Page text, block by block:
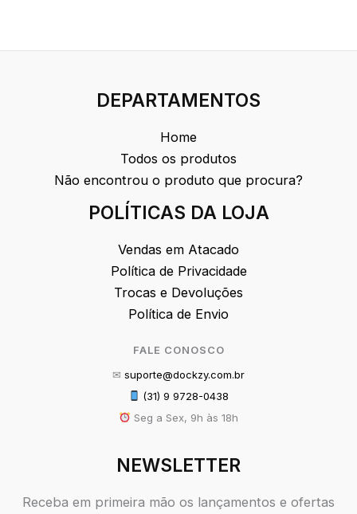
DEPARTAMENTOS
Home
Todos os produtos
Não encontrou o produto que procura?
POLÍTICAS DA LOJA
Vendas em Atacado
Política de Privacidade
Trocas e Devoluções
Política de Envio
FALE CONOSCO
✉ suporte@dockzy.com.br
(31) 9 9728-0438
Seg a Sex, 9h às 18h
NEWSLETTER
Receba em primeira mão os lançamentos e ofertas